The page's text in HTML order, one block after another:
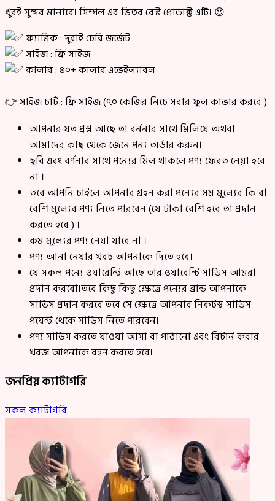
খুবই সুন্দর মানাবে। সিম্পল এর ভিতর বেস্ট প্রোডাক্ট এটি। 😍
ফ্যাব্রিক : দুবাই চেরি জর্জেট
সাইজ : ফ্রি সাইজ
কালার : ৪০+ কালার এভেইল্যাবল
👉 সাইজ চার্ট : ফ্রি সাইজ (৭০ কেজির নিচে সবার ফুল কাভার করবে )
আপনার যত প্রশ্ন আছে তা বর্ননার সাথে মিলিয়ে অথবা
আমাদের কাছ থেকে জেনে পন্য অর্ডার করুন।
ছবি এবং বর্ণনার সাথে পন্যের মিল থাকলে পণ্য ফেরত নেয়া হবে
না ।
তবে আপনি চাইলে আপনার গ্রহন করা পন্যের সম মুল্যের কি বা
বেশি মুল্যের পণ্য নিতে পারবেন (যে টাকা বেশি হবে তা প্রদান
করতে হবে ) ।
কম মুল্যের পণ্য নেয়া যাবে না ।
পণ্য আনা নেয়ার খরচ আপনাকে দিতে হবে।
যে সকল পন্যে ওয়ারেন্টি আছে তার ওয়ারেন্টি সার্ভিস আমরা
প্রদান করবো।তবে কিছু কিছু ক্ষেত্রে পন্যের ব্রান্ড আপনাকে
সার্ভিস প্রদান করবে তবে সে ক্ষেত্রে আপনার নিকটস্থ সার্ভিস
পয়েন্ট থেকে সার্ভিস নিতে পারবেন।
পণ্য সার্ভিস করতে যাওয়া আসা বা পাঠানো এবং রিটার্ন করার
খরজ আপনাকে বহন করতে হবে।
জনপ্রিয় ক্যাটাগরি
সকল ক্যাটাগরি